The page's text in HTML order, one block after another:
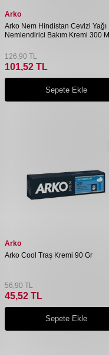
Arko
Arko Nem Hindistan Cevizi Yağı
Nemlendirici Bakım Kremi 300 Ml
126,90 TL
101,52 TL
Sepete Ekle
Arko
Arko Cool Traş Kremi 90 Gr
56,90 TL
45,52 TL
Sepete Ekle